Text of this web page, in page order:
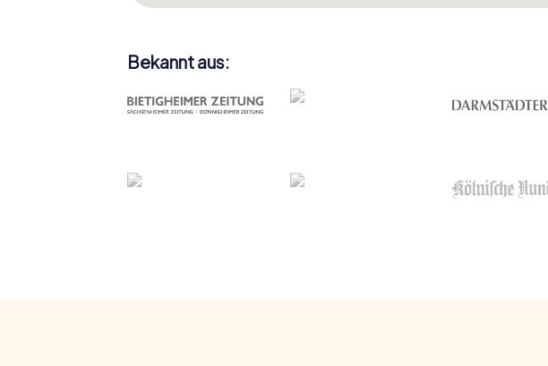
Bekannt aus: